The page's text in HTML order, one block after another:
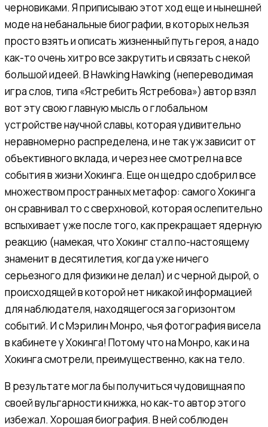
черновиками. Я приписываю этот ход еще и нынешней
моде на небанальные биографии, в которых нельзя
просто взять и описать жизненный путь героя, а надо
как-то очень хитро все закрутить и связать с некой
большой идеей. В Hawking Hawking (непереводимая
игра слов, типа «Ястребить Ястребова») автор взял
вот эту свою главную мысль о глобальном
устройстве научной славы, которая удивительно
неравномерно распределена, и не так уж зависит от
объективного вклада, и через нее смотрел на все
события в жизни Хокинга. Еще он щедро сдобрил все
множеством пространных метафор: самого Хокинга
он сравнивал то с сверхновой, которая ослепительно
вспыхивает уже после того, как прекращает ядерную
реакцию (намекая, что Хокинг стал по-настоящему
знаменит в десятилетия, когда уже ничего
серьезного для физики не делал) и с черной дырой, о
происходящей в которой нет никакой информацией
для наблюдателя, находящегося за горизонтом
событий. И с Мэрилин Монро, чья фотография висела
в кабинете у Хокинга! Потому что на Монро, как и на
Хокинга смотрели, преимущественно, как на тело.
В результате могла бы получиться чудовищная по
своей вульгарности книжка, но как-то автор этого
избежал. Хорошая биография. В ней соблюден